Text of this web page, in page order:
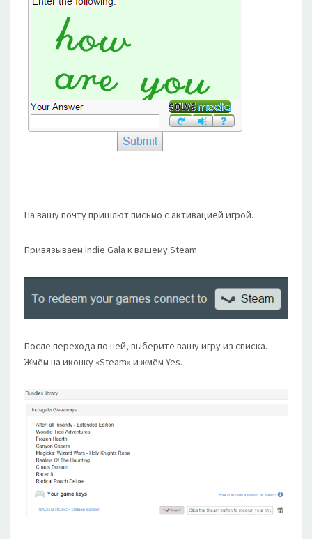
На вашу почту пришлют письмо с активацией игрой.
Привязываем Indie Gala к вашему Steam.
После перехода по ней, выберите вашу игру из списка.
Жмём на иконку «Steam» и жмём Yes.